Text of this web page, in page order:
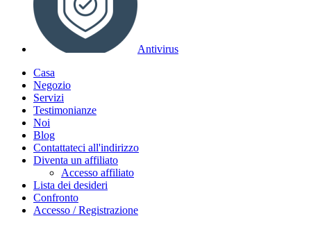
Antivirus
Casa
Negozio
Servizi
Testimonianze
Noi
Blog
Contattateci all'indirizzo
Diventa un affiliato
Accesso affiliato
Lista dei desideri
Confronto
Accesso / Registrazione